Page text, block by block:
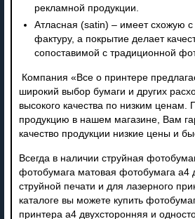
рекламной продукции.
Атласная (satin) – имеет схожую
фактуру, а покрытие делает
сопоставимой с традиционной
Компания «Все о принтере
широкий выбор бумаги и других
высокого качества по низким ценам.
продукцию в нашем магазине, Вам
качество продукции низкие цены и
Всегда в наличии струйная
фотобумага матовая фотобумага а4
струйной печати и для лазерного
каталоге вы можете купить
принтера а4 двухсторонняя и